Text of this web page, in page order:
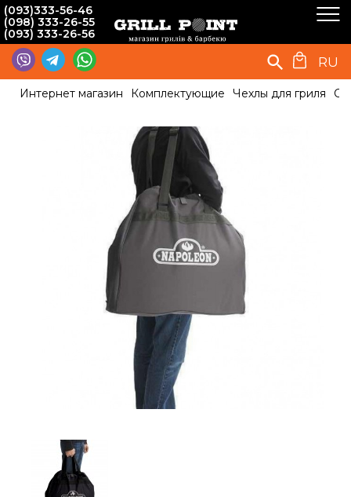
(093)333-56-46
(098) 333-26-55
(093) 333-26-56
RU
Интернет магазин Комплектующие Чехлы для гриля